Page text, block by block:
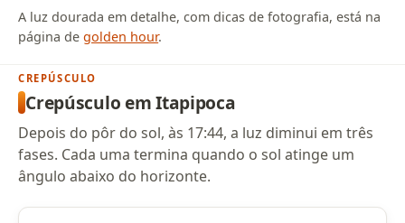
A luz dourada em detalhe, com dicas de fotografia, está na
página degolden hour.
CREPÚSCULO
Crepúsculo em Itapipoca
Depois do pôr do sol, às 17:44, a luz diminui em três
fases. Cada uma termina quando o sol atinge um
ângulo abaixo do horizonte.